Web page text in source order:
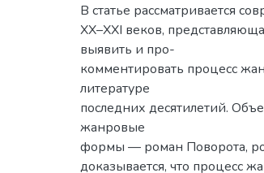
В статье рассматривается
ХХ–ХХI веков,
выявить и про-
комментировать процесс
литературе
последних десятилетий.
жанровые
формы — роман Поворота,
доказывается, что процесс